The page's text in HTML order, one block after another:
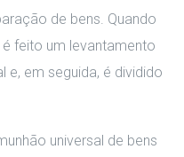
de bens. Quando
feito um levantamento
e, em seguida, é dividido
universal de bens